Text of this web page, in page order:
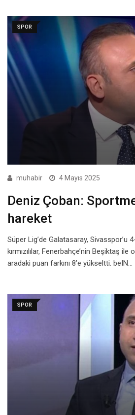
SPOR
muhabir 4 Mayıs 2025
Deniz Çoban:
hareket
Süper Lig’de Galatasaray, Sivasspor’u
kırmızılılar, Fenerbahçe’nin Beşiktaş
aradaki puan farkını 8’e yükseltti. beIN…
SPOR